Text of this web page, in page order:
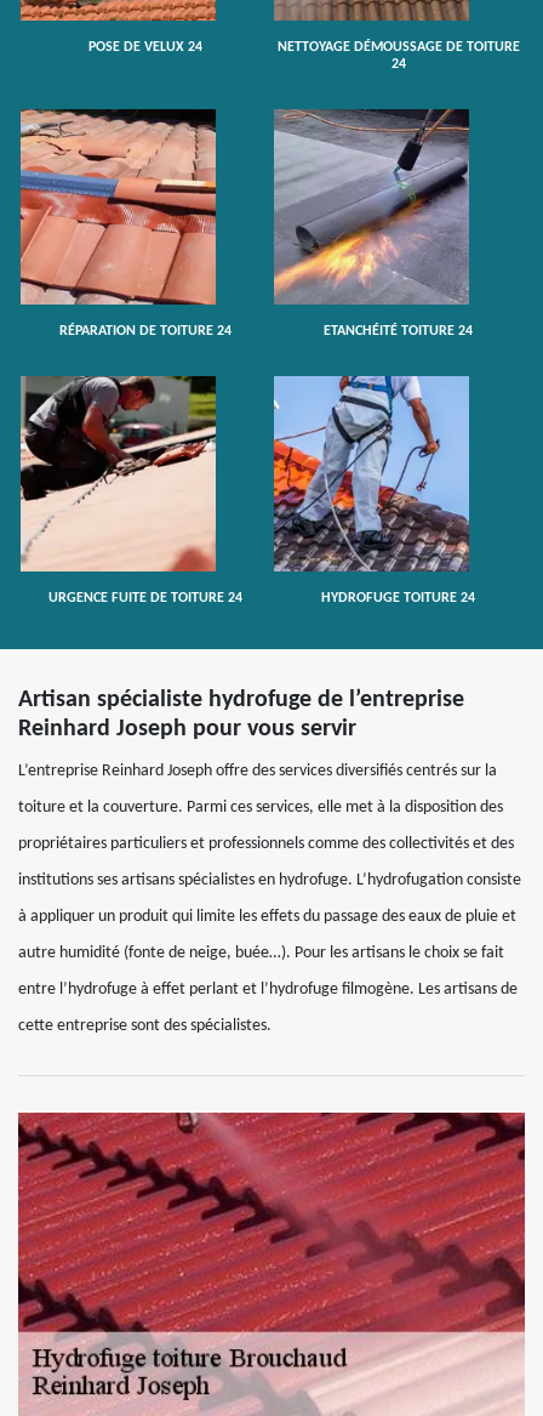
POSE DE VELUX 24
NETTOYAGE DÉMOUSSAGE DE TOITURE
24
RÉPARATION DE TOITURE 24 ETANCHÉITÉ TOITURE 24
URGENCE FUITE DE TOITURE 24 HYDROFUGE TOITURE 24
Artisan spécialiste hydrofuge de l’entreprise
Reinhard Joseph pour vous servir
L’entreprise Reinhard Joseph offre des services diversifiés centrés sur la
toiture et la couverture. Parmi ces services, elle met à la disposition des
propriétaires particuliers et professionnels comme des collectivités et des
institutions ses artisans spécialistes en hydrofuge. L’hydrofugation consiste
à appliquer un produit qui limite les effets du passage des eaux de pluie et
autre humidité (fonte de neige, buée…). Pour les artisans le choix se fait
entre l’hydrofuge à effet perlant et l’hydrofuge filmogène. Les artisans de
cette entreprise sont des spécialistes.